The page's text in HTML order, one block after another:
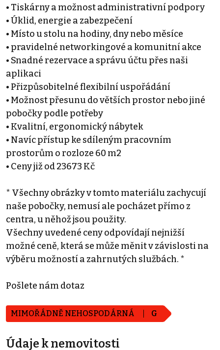
• Tiskárny a možnost administrativní podpory
• Úklid, energie a zabezpečení
• Místo u stolu na hodiny, dny nebo měsíce
• pravidelné networkingové a komunitní akce
• Snadné rezervace a správu účtu přes naši
aplikaci
• Přizpůsobitelné flexibilní uspořádání
• Možnost přesunu do větších prostor nebo jiné
pobočky podle potřeby
• Kvalitní, ergonomický nábytek
• Navíc přístup ke sdíleným pracovním
prostorům o rozloze 60 m2
• Ceny již od 23673 Kč
* Všechny obrázky v tomto materiálu zachycují
naše pobočky, nemusí ale pocházet přímo z
centra, u něhož jsou použity.
Všechny uvedené ceny odpovídají nejnižší
možné ceně, která se může měnit v závislosti na
výběru možností a zahrnutých službách. *
Pošlete nám dotaz
MIMOŘÁDNĚ NEHOSPODÁRNÁ G
Údaje k nemovitosti